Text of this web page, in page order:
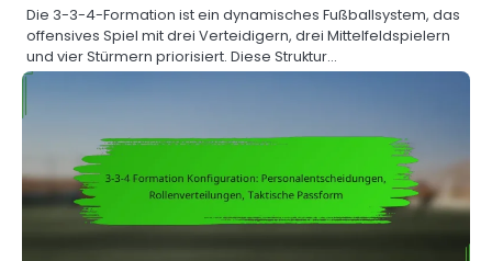
Die 3-3-4-Formation ist ein dynamisches Fußballsystem, das
offensives Spiel mit drei Verteidigern, drei Mittelfeldspielern
und vier Stürmern priorisiert. Diese Struktur…